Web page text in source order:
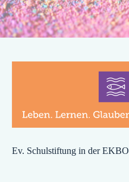
Ev. Schulstiftung in der EKBO